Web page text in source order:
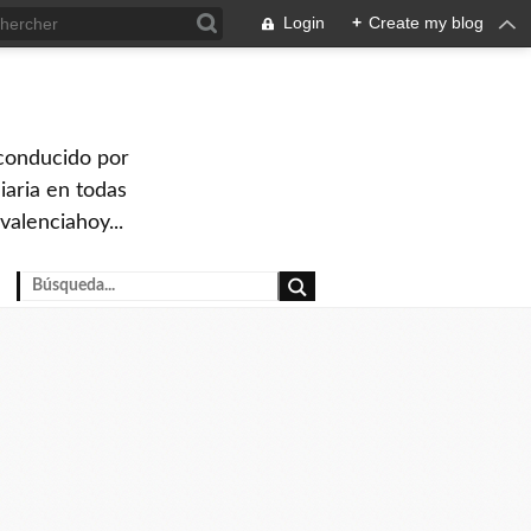
Login + Create my blog
por
en todas